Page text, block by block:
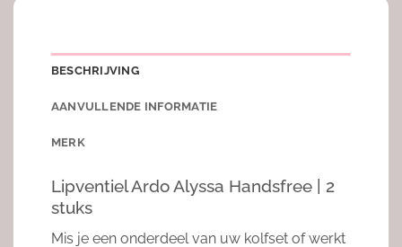
BESCHRIJVING
AANVULLENDE INFORMATIE
MERK
Lipventiel Ardo Alyssa Handsfree | 2
stuks
Mis je een onderdeel van uw kolfset of werkt